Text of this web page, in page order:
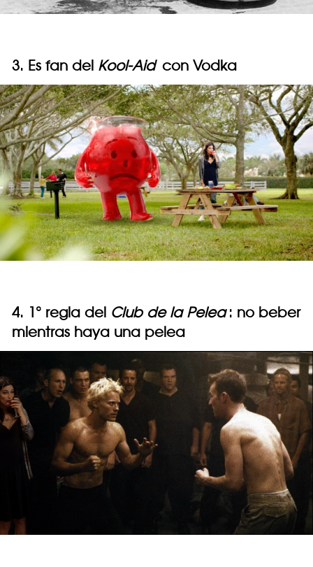
3. Es fan del Kool-Aid con Vodka
4. 1° regla del Club de la Pelea : no beber
mientras haya una pelea